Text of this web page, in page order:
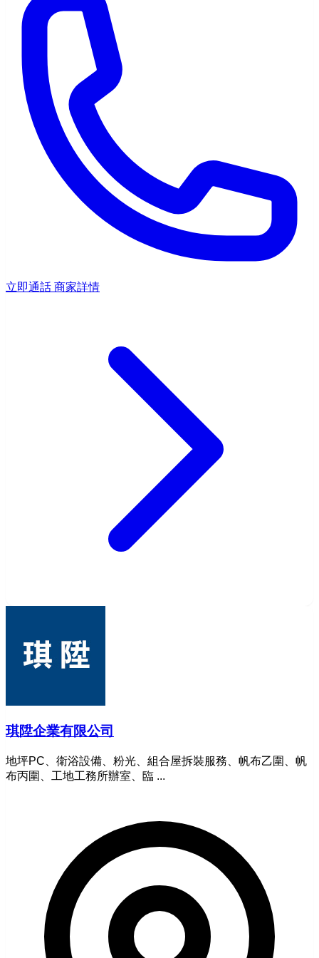
立即通話 商家詳情
琪陞企業有限公司
地坪PC、衛浴設備、粉光、組合屋拆裝服務、帆布乙圍、帆
布丙圍、工地工務所辦室、臨 ...